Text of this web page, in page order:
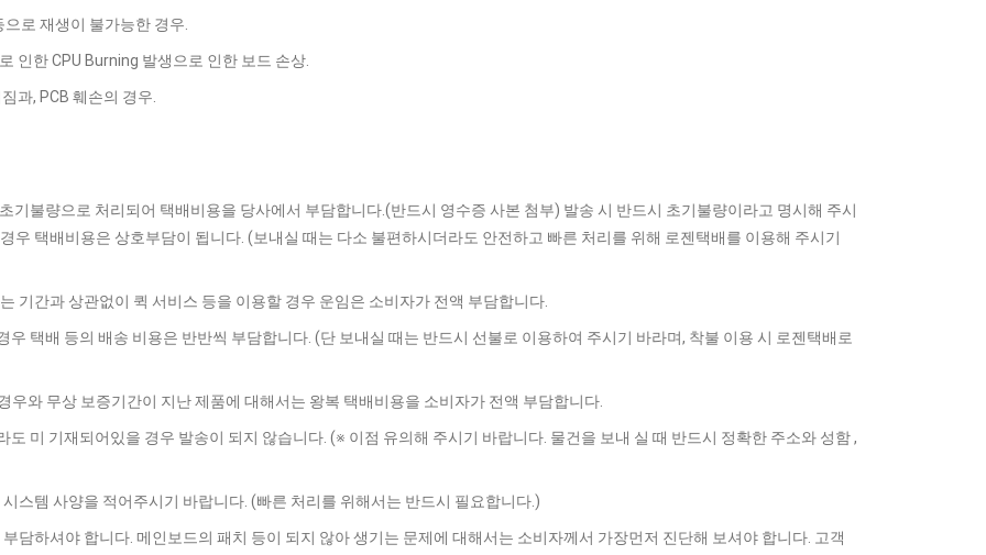
로 재생이 불가능한 경우.
인한 CPU Burning 발생으로 인한 보드 손상.
과, PCB 훼손의 경우.
기불량으로 처리되어 택배비용을 당사에서 부담합니다.(반드시 영수증 사본 첨부) 발송 시 반드시 초기불량이라고 명시해 주시
우 택배비용은 상호부담이 됩니다. (보내실 때는 다소 불편하시더라도 안전하고 빠른 처리를 위해 로젠택배를 이용해 주시기
기간과 상관없이 퀵 서비스 등을 이용할 경우 운임은 소비자가 전액 부담합니다.
택배 등의 배송 비용은 반반씩 부담합니다. (단 보내실 때는 반드시 선불로 이용하여 주시기 바라며, 착불 이용 시 로젠택배로
우와 무상 보증기간이 지난 제품에 대해서는 왕복 택배비용을 소비자가 전액 부담합니다.
미 기재되어있을 경우 발송이 되지 않습니다. (※ 이점 유의해 주시기 바랍니다. 물건을 보내 실 때 반드시 정확한 주소와 성함 ,
스템 사양을 적어주시기 바랍니다. (빠른 처리를 위해서는 반드시 필요합니다.)
담하셔야 합니다. 메인보드의 패치 등이 되지 않아 생기는 문제에 대해서는 소비자께서 가장먼저 진단해 보셔야 합니다. 고객